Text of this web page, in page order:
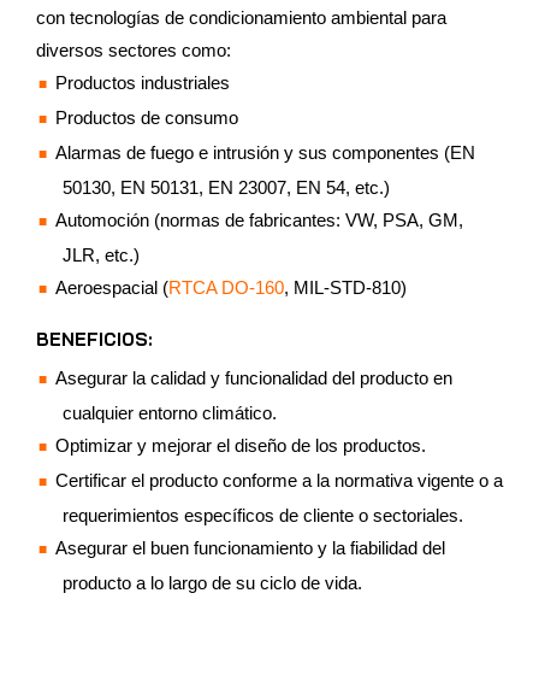
con tecnologías de condicionamiento ambiental para
diversos sectores como:
Productos industriales
Productos de consumo
Alarmas de fuego e intrusión y sus componentes (EN
50130, EN 50131, EN 23007, EN 54, etc.)
Automoción (normas de fabricantes: VW, PSA, GM,
JLR, etc.)
Aeroespacial (RTCA DO-160, MIL-STD-810)
BENEFICIOS:
Asegurar la calidad y funcionalidad del producto en
cualquier entorno climático.
Optimizar y mejorar el diseño de los productos.
Certificar el producto conforme a la normativa vigente o a
requerimientos específicos de cliente o sectoriales.
Asegurar el buen funcionamiento y la fiabilidad del
producto a lo largo de su ciclo de vida.